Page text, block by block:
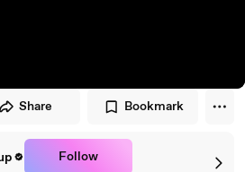
Share Bookmark
Follow